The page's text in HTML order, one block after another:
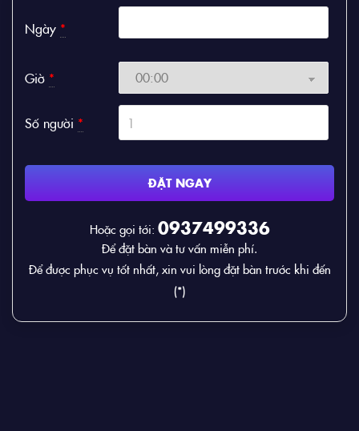
Ngày *
Giờ *
Số người *
ĐẶT NGAY
Hoặc gọi tới: 0937499336
Để đặt bàn và tư vấn miễn phí.
Để được phục vụ tốt nhất, xin vui lòng đặt bàn trước khi đến
(*)